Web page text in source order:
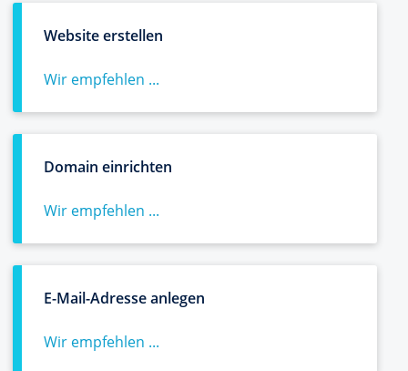
Website erstellen
Wir empfehlen ...
Domain einrichten
Wir empfehlen ...
E-Mail-Adresse anlegen
Wir empfehlen ...